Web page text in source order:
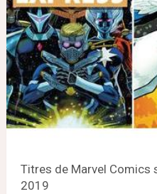
Titres de Marvel Comics
2019